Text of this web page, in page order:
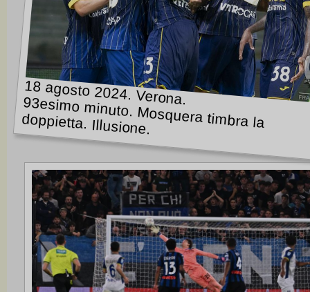
18 agosto 2024. Verona.
93esimo minuto. Mosquera timbra la
doppietta. Illusione.